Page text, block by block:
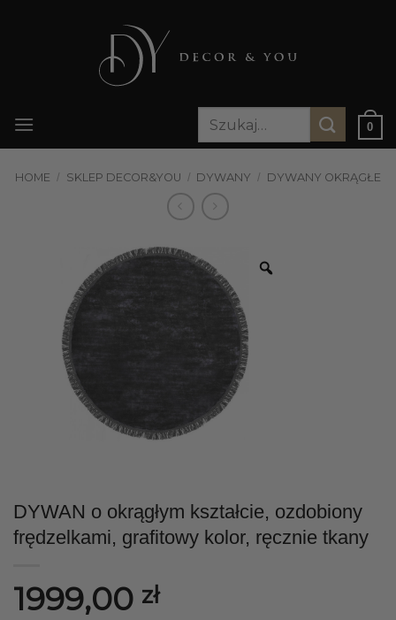
Szukaj:
0
HOME / SKLEP DECOR&YOU / DYWANY / DYWANY OKRĄGŁE
DYWAN o okrągłym kształcie, ozdobiony
frędzelkami, grafitowy kolor, ręcznie tkany
1999,00 zł